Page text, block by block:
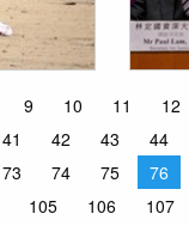
9 10 11 12
41 42 43 44
73 74 75 76
105 106 107